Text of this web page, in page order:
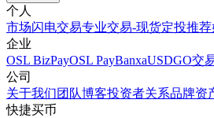
个人
市场闪电交易专业交易-现货定投推
企业
OSL BizPayOSL PayBanxaUSDGO交
公司
关于我们团队博客投资者关系品牌资
快捷买币